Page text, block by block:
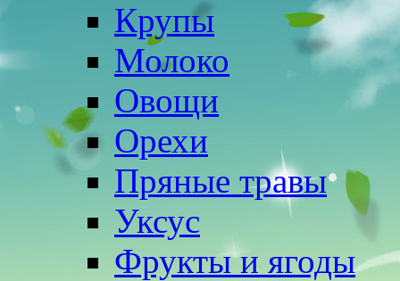
Крупы
Молоко
Овощи
Орехи
Пряные травы
Уксус
Фрукты и ягоды